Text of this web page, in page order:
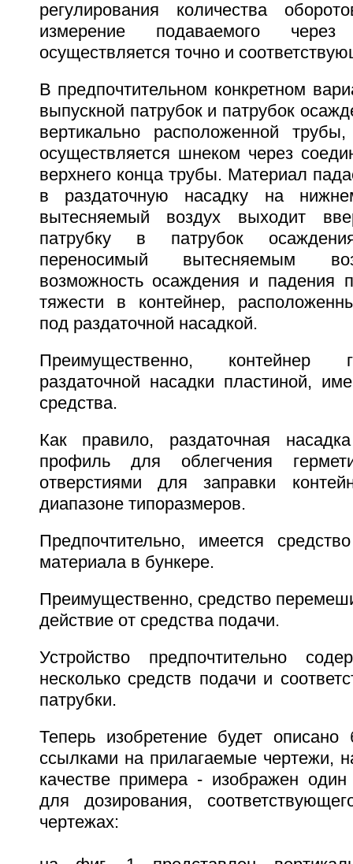
регулирования количества
измерение подаваемого
осуществляется точно и
В предпочтительном конкретном
выпускной патрубок и патрубок
вертикально расположенной
осуществляется шнеком через
верхнего конца трубы. Материал
в раздаточную насадку на
вытесняемый воздух выходит
патрубку в патрубок
переносимый вытесняемым
возможность осаждения и падения
тяжести в контейнер,
под раздаточной насадкой.
Преимущественно, контейнер
раздаточной насадки пластиной,
средства.
Как правило, раздаточная
профиль для облегчения
отверстиями для заправки
диапазоне типоразмеров.
Предпочтительно, имеется
материала в бункере.
Преимущественно, средство
действие от средства подачи.
Устройство предпочтительно
несколько средств подачи и
патрубки.
Теперь изобретение будет описано
ссылками на прилагаемые чертежи,
качестве примера - изображен один
для дозирования,
чертежах: